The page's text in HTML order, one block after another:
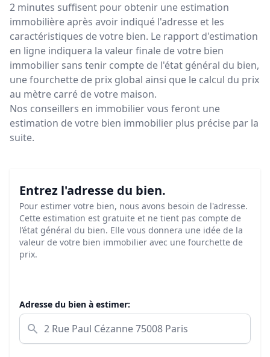
2 minutes suffisent pour obtenir une estimation
immobilière après avoir indiqué l'adresse et les
caractéristiques de votre bien. Le rapport d'estimation
en ligne indiquera la valeur finale de votre bien
immobilier sans tenir compte de l'état général du bien,
une fourchette de prix global ainsi que le calcul du prix
au mètre carré de votre maison.
Nos conseillers en immobilier vous feront une
estimation de votre bien immobilier plus précise par la
suite.
Entrez l'adresse du bien.
Pour estimer votre bien, nous avons besoin de l'adresse.
Cette estimation est gratuite et ne tient pas compte de
l’état général du bien. Elle vous donnera une idée de la
valeur de votre bien immobilier avec une fourchette de
prix.
Adresse du bien à estimer: